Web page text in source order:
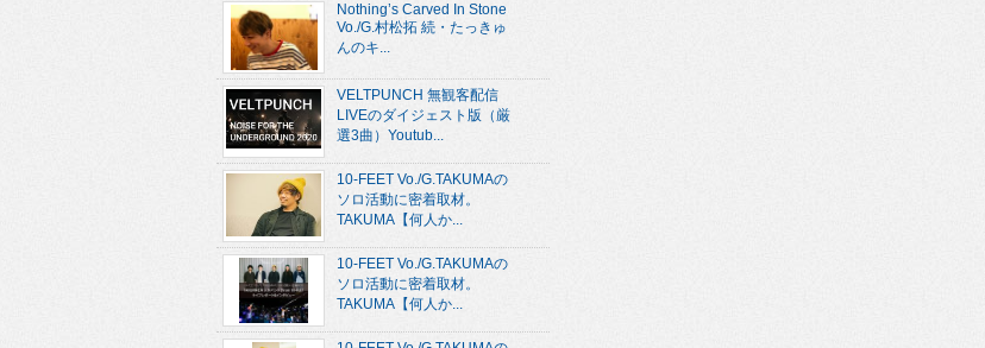
Nothing’s Carved In Stone
Vo./G.村松拓 続・たっきゅ
んのキ...
VELTPUNCH 無観客配信
LIVEのダイジェスト版（厳
選3曲）Youtub...
10-FEET Vo./G.TAKUMAの
ソロ活動に密着取材。
TAKUMA【何人か...
10-FEET Vo./G.TAKUMAの
ソロ活動に密着取材。
TAKUMA【何人か...